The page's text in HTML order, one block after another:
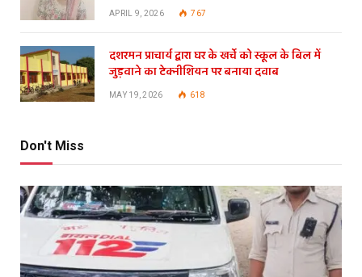
APRIL 9, 2026 767
दशरमन प्राचार्य द्वारा घर के खर्चे को स्कूल के बिल में
जुड़वाने का टेक्नीशियन पर बनाया दवाब
MAY 19, 2026 618
Don't Miss